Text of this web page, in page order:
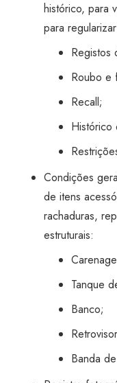
histórico, para
para
Registos
Roubo e
Recall;
Histórico
Condições
de itens
rachaduras,
estruturais:
Tanque
Banco;
Banda